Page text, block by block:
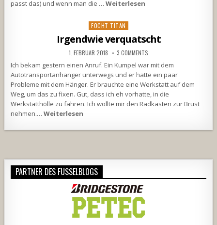
passt das) und wenn man die …Weiterlesen
Posted
FOCHT TITAN
Irgendwie verquatscht
1. FEBRUAR 2018 3 COMMENTS
Ich bekam gestern einen Anruf. Ein Kumpel war mit dem
Autotransportanhänger unterwegs und er hatte ein paar
Probleme mit dem Hänger. Er brauchte eine Werkstatt auf dem
Weg, um das zu fixen. Gut, dass ich eh vorhatte, in die
Werkstatthölle zu fahren. Ich wollte mir den Radkasten zur Brust
nehmen.…Weiterlesen
PARTNER DES FUSSELBLOGS